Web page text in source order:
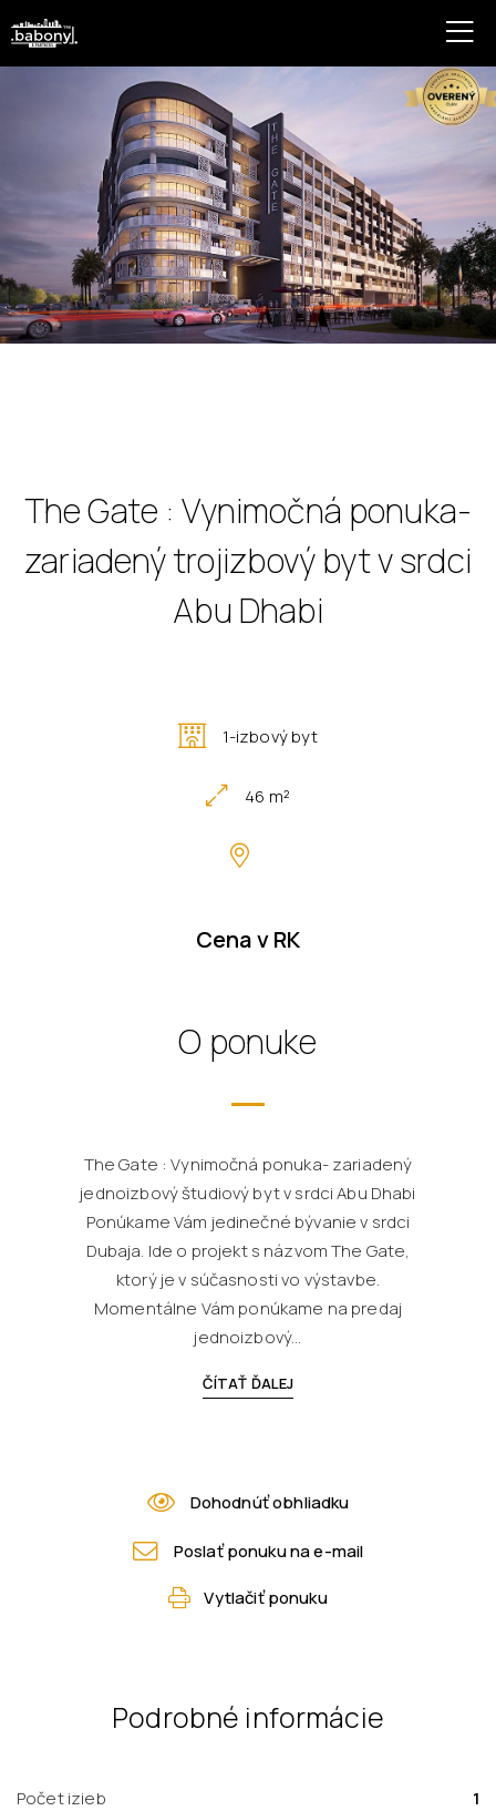
The Gate : Vynimočná ponuka-
zariadený trojizbový byt v srdci
Abu Dhabi
1-izbový byt
46 m²
Cena v RK
O ponuke
The Gate : Vynimočná ponuka- zariadený
jednoizbový študiový byt v srdci Abu Dhabi
Ponúkame Vám jedinečné bývanie v srdci
Dubaja. Ide o projekt s názvom The Gate,
ktorý je v súčasnosti vo výstavbe.
Momentálne Vám ponúkame na predaj
jednoizbový...
ČÍTAŤ ĎALEJ
Dohodnúť obhliadku
Poslať ponuku na e-mail
Vytlačiť ponuku
Podrobné informácie
Počet izieb 1